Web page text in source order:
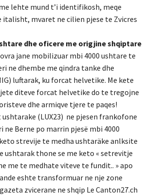
lehte mund t’i identifikosh, meqe
mvaret ne cilien pjese te Zvicres
dhe oficere me origjine shqiptare
jane mobilizuar mbi 4000 ushtare te
ne dhembe me qindra tanke dhe
luftarak, ku forcat helvetike. Me kete
diteve forcat helvetike do te tregojne
dhe armiqve tjere te paqes!
(LUX23) ne pjesen frankofone
ne Berne po marrin pjesë mbi 4000
strevije te medha ushtaräke anlksite
ushtarak thone se me keto « setrevitje
me te medhate viteve te fundit.. » apo
eshte transformuar ne nje zone
zvicerane ne shqip Le Canton27.ch